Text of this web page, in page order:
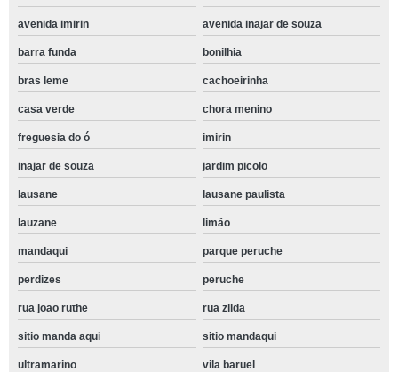
avenida imirin avenida inajar de souza
barra funda bonilhia
bras leme cachoeirinha
casa verde chora menino
freguesia do ó imirin
inajar de souza jardim picolo
lausane lausane paulista
lauzane limão
mandaqui parque peruche
perdizes peruche
rua joao ruthe rua zilda
sitio manda aqui sitio mandaqui
ultramarino vila baruel